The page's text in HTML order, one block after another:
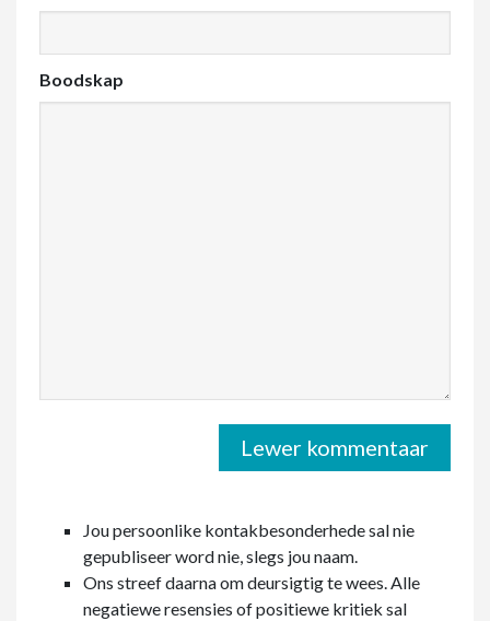
Boodskap
Jou persoonlike kontakbesonderhede sal nie
gepubliseer word nie, slegs jou naam.
Ons streef daarna om deursigtig te wees. Alle
negatiewe resensies of positiewe kritiek sal